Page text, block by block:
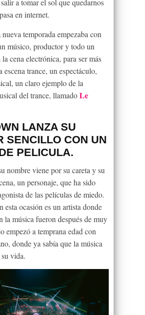
a tomar el sol que quedarnos
en internet.
nueva temporada empezaba con
músico, productor y todo un
cena electrónica, para ser más
escena trance, un espectáculo,
un claro ejemplo de la
del trance, llamadoLe
LANZA SU
SENCILLO CON UN
PELICULA.
nombre viene por su careta y su
un personaje, que ha sido
de las películas de miedo.
esta ocasión es un artista donde
la música fueron después de muy
empezó a temprana edad con
donde ya sabía que la música
vida.